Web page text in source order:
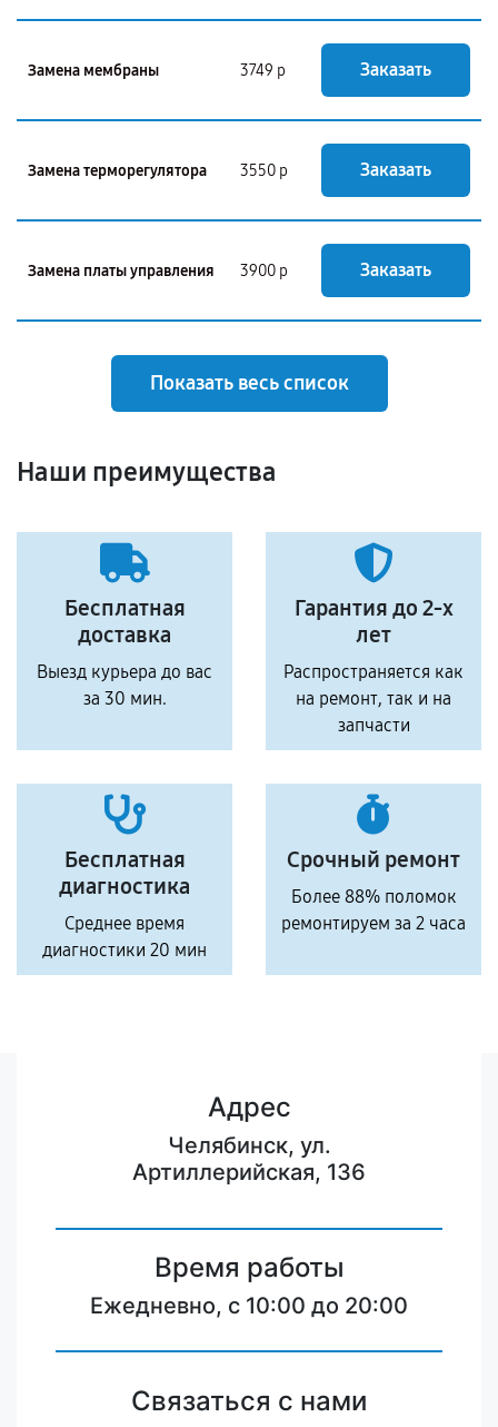
Замена мембраны 3749 р Заказать
Замена терморегулятора 3550 р Заказать
Замена платы управления 3900 р Заказать
Показать весь список
Наши преимущества
Бесплатная
доставка
Выезд курьера до вас
за 30 мин.
Гарантия до 2-х
лет
Распространяется как
на ремонт, так и на
запчасти
Бесплатная
диагностика
Среднее время
диагностики 20 мин
Срочный ремонт
Более 88% поломок
ремонтируем за 2 часа
Адрес
Челябинск, ул.
Артиллерийская, 136
Время работы
Ежедневно, с 10:00 до 20:00
Связаться с нами